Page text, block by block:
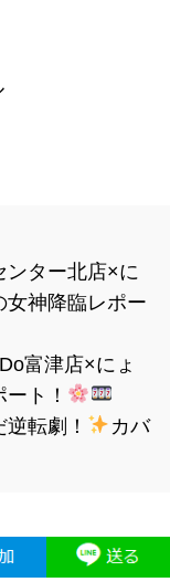
ンター北店×に
女神降臨レポー
富津店×にょ
ト！
転劇！
カバ